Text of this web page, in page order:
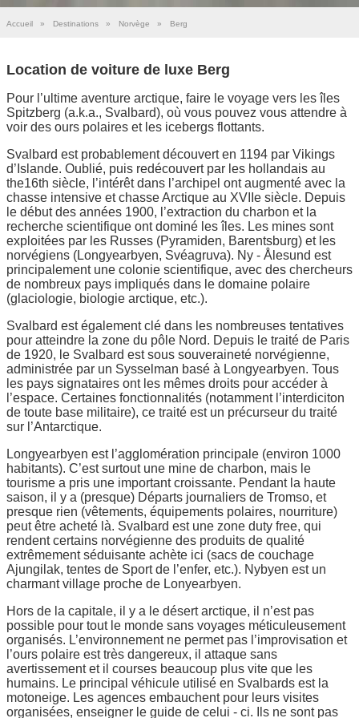
Accueil » Destinations » Norvège » Berg
Location de voiture de luxe Berg
Pour l’ultime aventure arctique, faire le voyage vers les îles
Spitzberg (a.k.a., Svalbard), où vous pouvez vous attendre à
voir des ours polaires et les icebergs flottants.
Svalbard est probablement découvert en 1194 par Vikings
d’Islande. Oublié, puis redécouvert par les hollandais au
the16th siècle, l’intérêt dans l’archipel ont augmenté avec la
chasse intensive et chasse Arctique au XVIIe siècle. Depuis
le début des années 1900, l’extraction du charbon et la
recherche scientifique ont dominé les îles. Les mines sont
exploitées par les Russes (Pyramiden, Barentsburg) et les
norvégiens (Longyearbyen, Svéagruva). Ny - Ålesund est
principalement une colonie scientifique, avec des chercheurs
de nombreux pays impliqués dans le domaine polaire
(glaciologie, biologie arctique, etc.).
Svalbard est également clé dans les nombreuses tentatives
pour atteindre la zone du pôle Nord. Depuis le traité de Paris
de 1920, le Svalbard est sous souveraineté norvégienne,
administrée par un Sysselman basé à Longyearbyen. Tous
les pays signataires ont les mêmes droits pour accéder à
l’espace. Certaines fonctionnalités (notamment l’interdiciton
de toute base militaire), ce traité est un précurseur du traité
sur l’Antarctique.
Longyearbyen est l’agglomération principale (environ 1000
habitants). C’est surtout une mine de charbon, mais le
tourisme a pris une important croissante. Pendant la haute
saison, il y a (presque) Départs journaliers de Tromso, et
presque rien (vêtements, équipements polaires, nourriture)
peut être acheté là. Svalbard est une zone duty free, qui
rendent certains norvégienne des produits de qualité
extrêmement séduisante achète ici (sacs de couchage
Ajungilak, tentes de Sport de l’enfer, etc.). Nybyen est un
charmant village proche de Lonyearbyen.
Hors de la capitale, il y a le désert arctique, il n’est pas
possible pour tout le monde sans voyages méticuleusement
organisés. L’environnement ne permet pas l’improvisation et
l’ours polaire est très dangereux, il attaque sans
avertissement et il courses beaucoup plus vite que les
humains. Le principal véhicule utilisé en Svalbards est la
motoneige. Les agences embauchent pour leurs visites
organisées, enseigner le guide de celui - ci. Ils ne sont pas